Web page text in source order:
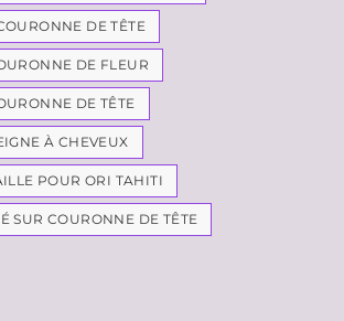
DE TÊTE
DE FLEUR
DE TÊTE
À CHEVEUX
POUR ORI TAHITI
SUR COURONNE DE TÊTE